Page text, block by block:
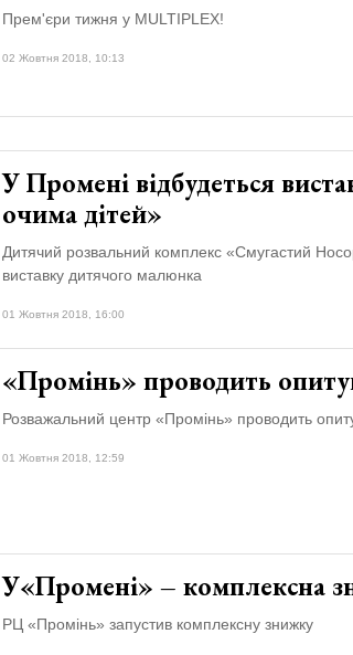
Прем'єри тижня у MULTIPLEX!
02 Жовтня 2018, 10:13
У Промені відбудеться
очима дітей»
Дитячий розвальний комплекс «Смугастий
виставку дитячого малюнка
01 Жовтня 2018, 16:00
«Промінь» проводить
Розважальний центр «Промінь» проводить
01 Жовтня 2018, 12:59
У«Промені» – комплексна
РЦ «Промінь» запустив комплексну знижку